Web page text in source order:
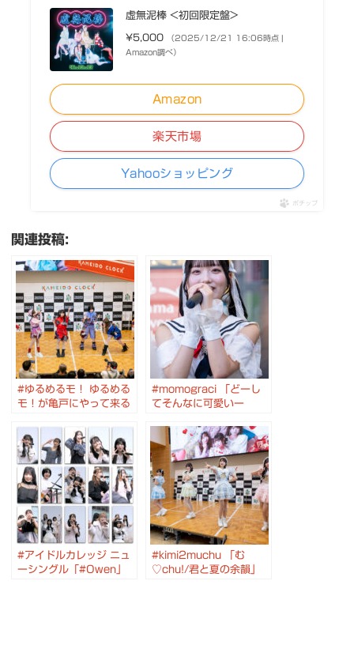
虚無泥棒 <初回限定盤>
¥5,000
（2025/12/21 16:06時点 |
Amazon調べ）
Amazon
楽天市場
Yahooショッピング
ポチップ
関連投稿:
#ゆるめるモ！ ゆるめる
モ！が亀戸にやって来る
年初フリーライブ〜 #カ
メイドクロック
#momograci 「どーし
てそんなに可愛いー
2024.8.4 錦糸町マルイ
#アイドルカレッジ ニュ
ーシングル「#Owen」
#kimi2muchu 「む
♡chu!/君と夏の余韻」